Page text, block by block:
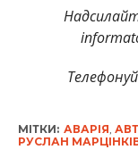
МІТКИ: АВАРІЯ,
РУСЛАН